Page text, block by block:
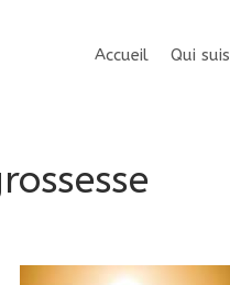
Accueil Qui